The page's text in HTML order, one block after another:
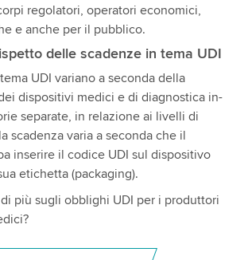
regolatori, operatori economici,
e anche per il pubblico.
delle scadenze in tema UDI
UDI variano a seconda della
dispositivi medici e di diagnostica in-
separate, in relazione ai livelli di
scadenza varia a seconda che il
inserire il codice UDI sul dispositivo
etichetta (packaging).
più sugli obblighi UDI per i produttori